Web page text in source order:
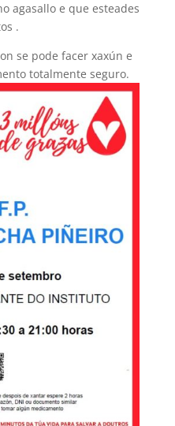
agasallo e que esteades
.
se pode facer xaxún e
totalmente seguro.